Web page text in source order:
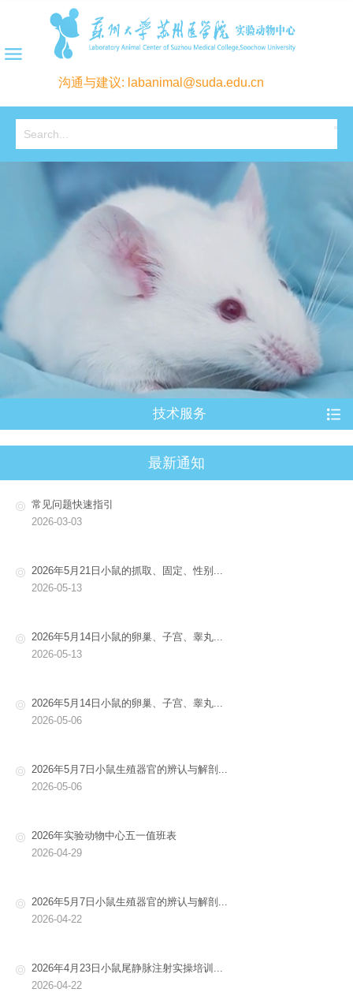
沟通与建议: labanimal@suda.edu.cn
技术服务
最新通知
常见问题快速指引
2026-03-03
2026年5月21日小鼠的抓取、固定、性别...
2026-05-13
2026年5月14日小鼠的卵巢、子宫、睾丸...
2026-05-13
2026年5月14日小鼠的卵巢、子宫、睾丸...
2026-05-06
2026年5月7日小鼠生殖器官的辨认与解剖...
2026-05-06
2026年实验动物中心五一值班表
2026-04-29
2026年5月7日小鼠生殖器官的辨认与解剖...
2026-04-22
2026年4月23日小鼠尾静脉注射实操培训...
2026-04-22